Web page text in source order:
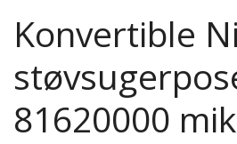
Konvertible
81620000